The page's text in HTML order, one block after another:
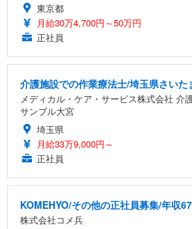
東京都
月給30万4,700円～50万円
正社員
介護施設での作業療法士/埼玉県さいた
メディカル・ケア・サービス株式会社 介
サンブル大宮
埼玉県
月給33万9,000円～
正社員
KOMEHYO/その他の正社員募集/年収
株式会社コメ兵